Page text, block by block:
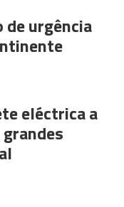
urgência
eléctrica a